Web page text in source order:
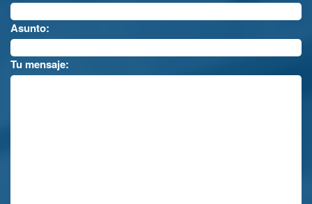
Asunto:
Tu mensaje: